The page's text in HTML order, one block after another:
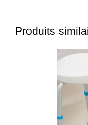
Produits